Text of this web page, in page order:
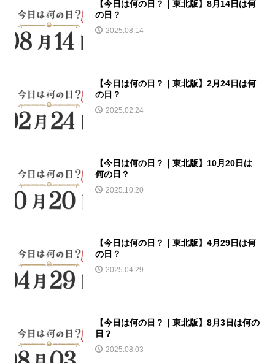
【今日は何の日？｜東北版】8月14日は何
の日？
2025.08.14
【今日は何の日？｜東北版】2月24日は何
の日？
2025.02.24
【今日は何の日？｜東北版】10月20日は
何の日？
2025.10.20
【今日は何の日？｜東北版】4月29日は何
の日？
2025.04.29
【今日は何の日？｜東北版】8月3日は何の
日？
2025.08.03